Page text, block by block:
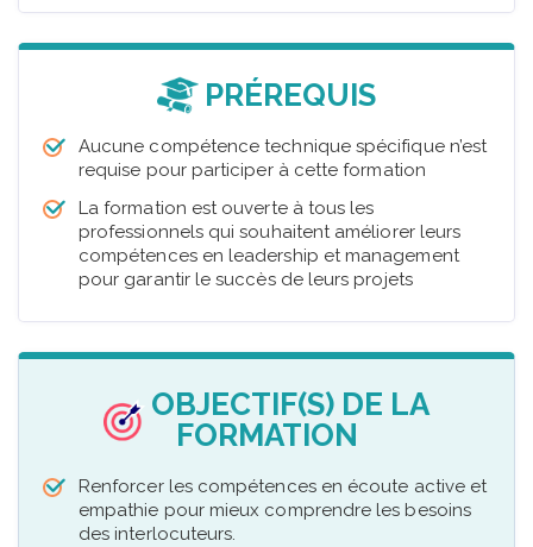
PRÉREQUIS
Aucune compétence technique spécifique n’est
requise pour participer à cette formation
La formation est ouverte à tous les
professionnels qui souhaitent améliorer leurs
compétences en leadership et management
pour garantir le succès de leurs projets
OBJECTIF(S) DE LA
FORMATION
Renforcer les compétences en écoute active et
empathie pour mieux comprendre les besoins
des interlocuteurs.